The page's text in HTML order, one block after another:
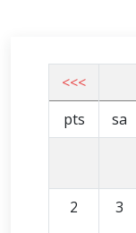
<<<
pts
sa
2 3